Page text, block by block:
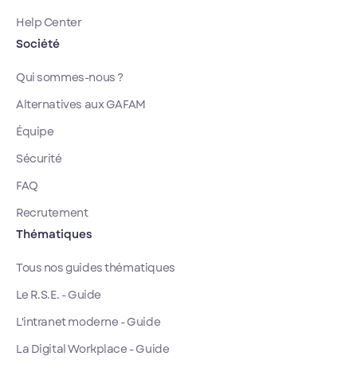
Help Center
Société
Qui sommes-nous ?
Alternatives aux GAFAM
Équipe
Sécurité
FAQ
Recrutement
Thématiques
Tous nos guides thématiques
Le R.S.E. - Guide
L'intranet moderne - Guide
La Digital Workplace - Guide